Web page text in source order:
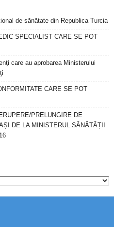
de sănătate din Republica Turcia
SPECIALIST CARE SE POT
care au aprobarea Ministerului
CARE SE POT
PRELUNGIRE DE
DE LA MINISTERUL SĂNĂTĂȚII